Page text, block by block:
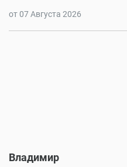
от 07 Августа 2026
Владимир